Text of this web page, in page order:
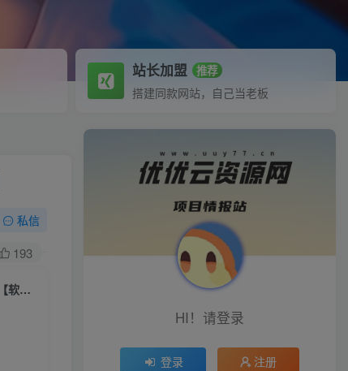
站长加盟 推荐
搭建同款网站，自己当老板
私信
193
（5833期）最新抖音多功能辅助工具箱，支持83种功能 养号引流有我就够了【软件+教程】
HI！请登录
登录 注册